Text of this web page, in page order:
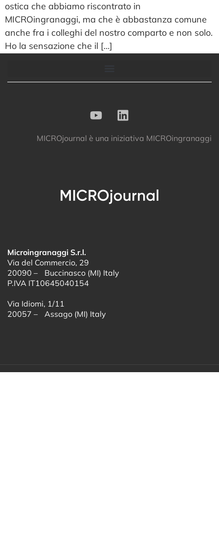
ostica che abbiamo riscontrato in
MICROingranaggi, ma che è abbastanza comune
anche fra i colleghi del nostro comparto e non solo.
Ho la sensazione che il […]
MICROjournal è una iniziativa MICROingranaggi
Microingranaggi S.r.l.
Via del Commercio, 29
20090 – Buccinasco (MI) Italy
P.IVA IT10645040154
Via Idiomi, 1/11
20057 – Assago (MI) Italy